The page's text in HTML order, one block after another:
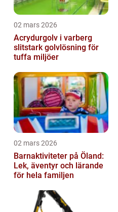
02 mars 2026
Acrydurgolv i varberg
slitstark golvlösning för
tuffa miljöer
02 mars 2026
Barnaktiviteter på Öland:
Lek, äventyr och lärande
för hela familjen